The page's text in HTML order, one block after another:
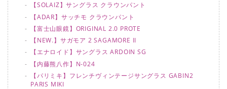
【SOLAIZ】サングラス クラウンパント
【ADAR】サッチモ クラウンパント
【富士山眼鏡】ORIGINAL 2.0 PROTE
【NEW.】サガモア 2 SAGAMORE II
【エナロイド】サングラス ARDOIN SG
【内藤熊八作】N-024
【パリミキ】フレンチヴィンテージサングラス GABIN2
PARIS MIKI